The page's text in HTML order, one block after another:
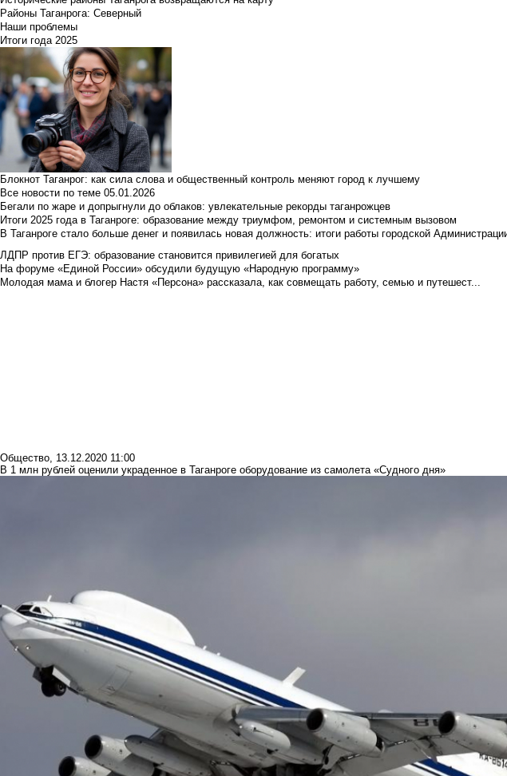
Районы Таганрога: Северный
Наши проблемы
Итоги года 2025
Блокнот Таганрог: как сила слова и общественный контроль меняют город к лучшему
Все новости по теме 05.01.2026
Бегали по жаре и допрыгнули до облаков: увлекательные рекорды таганрожцев
Итоги 2025 года в Таганроге: образование между триумфом, ремонтом и системным вызовом
В Таганроге стало больше денег и появилась новая должность: итоги работы городской
ЛДПР против ЕГЭ: образование становится привилегией для богатых
На форуме «Единой России» обсудили будущую «Народную программу»
Молодая мама и блогер Настя «Персона» рассказала, как совмещать работу, семью и путешест...
Общество, 13.12.2020 11:00
В 1 млн рублей оценили украденное в Таганроге оборудование из самолета «Судного дня»